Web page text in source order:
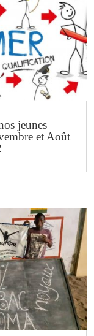
jeunes
et Août